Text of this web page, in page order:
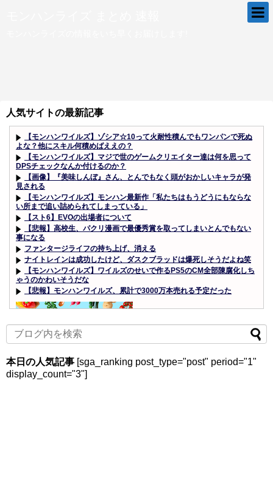
人気サイトの最新記事
【モンハンワイルズ】ゾシア☆10って火耐性積んでもワンパンで死ぬ
よな？他にスキル何積めばええの？
【モンハンワイルズ】マジで世のゲームクリエイター達は何を思って
DPSチェックなんか付けるのか？
【画像】『美味しんぼ』さん、とんでもなく頭がおかしいキャラが発
見される
【モンハンワイルズ】モンハン最新作「私たちはもうどうにもならな
い所まで追い詰められてしまっている」
【スト6】EVOの出場者について
【悲報】高校生、パクリ漫画で最優秀賞を取ってしまいとんでもない
事になる
ファンタージライフの持ち上げ、消える
ナイトレインは成功したけど、ダスクブラッドは爆死しそうだよね笑
【モンハンワイルズ】ワイルズのせいで作るPS5のCM全部陳腐化しち
ゃうのかわいそうだな
【悲報】モンハンワイルズ、累計で3000万本売れる予定だった
Powered by livedoor 相互RSS
本日の人気記事 [sga_ranking post_type="post" period="1"
display_count="3"]